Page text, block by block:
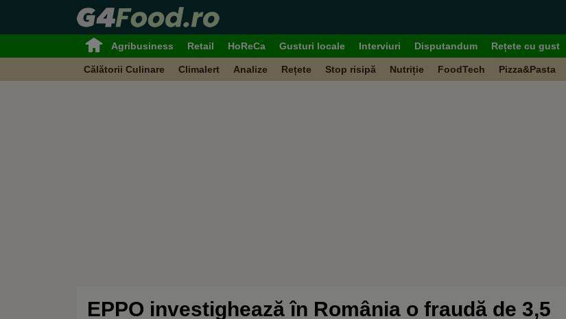
Agribusiness Retail HoReCa Gusturi locale Interviuri Disputandum Rețete cu gust
Călătorii Culinare Climalert Analize Rețete Stop risipă Nutriție FoodTech Pizza&Pasta
EPPO investighează în România o fraudă de 3,5